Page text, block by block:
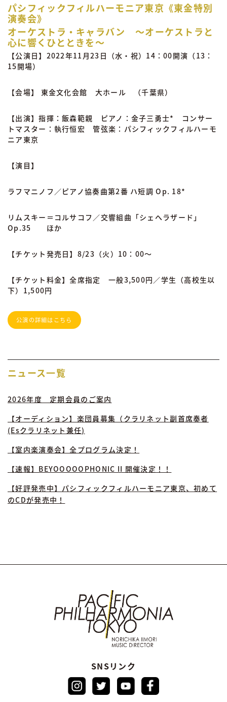
パシフィックフィルハーモニア東京《東金特別
演奏会》
オーケストラ・キャラバン 〜オーケストラと
心に響くひとときを〜
【公演日】2022年11月23日（水・祝）14：00開演（13：
15開場）
【会場】 東金文化会館 大ホール （千葉県）
【出演】指揮：飯森範親 ピアノ：金子三勇士* コンサー
トマスター：執行恒宏 管弦楽：パシフィックフィルハーモ
ニア東京
【演目】
ラフマニノフ／ピアノ協奏曲第2番 ハ短調 Op. 18*
リムスキー＝コルサコフ／交響組曲「シェへラザード」
Op.35 ほか
【チケット発売日】8/23（火）10：00～
【チケット料金】全席指定 一般3,500円／学生（高校生以
下）1,500円
公演の詳細はこちら
ニュース一覧
2026年度 定期会員のご案内
【オーディション】楽団員募集（クラリネット副首席奏者
(Esクラリネット兼任)
【室内楽演奏会】全プログラム決定！
【速報】BEYOOOOOPHONIC II 開催決定！！
【好評発売中】パシフィックフィルハーモニア東京、初めて
のCDが発売中！
SNSリンク